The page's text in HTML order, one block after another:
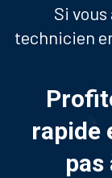
Si vous
technicien
rapide